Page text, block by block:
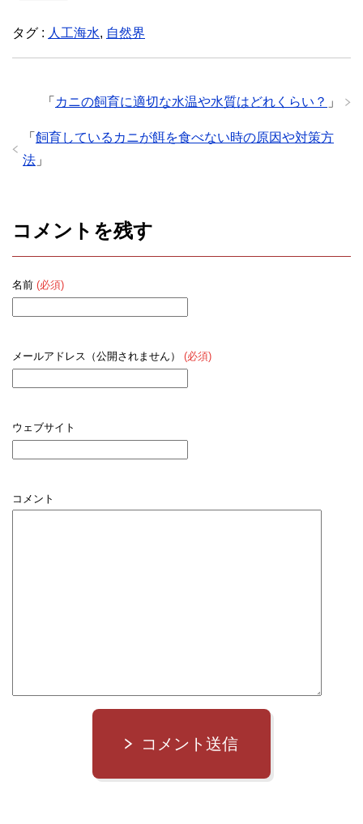
タグ : 人工海水, 自然界
「 カニの飼育に適切な水温や水質はどれくらい？ 」
「 飼育しているカニが餌を食べない時の原因や対策方
法 」
コメントを残す
名前 (必須)
メールアドレス（公開されません） (必須)
ウェブサイト
コメント
コメント送信